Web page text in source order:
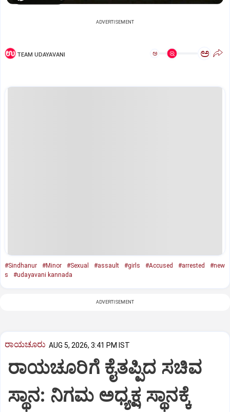
ADVERTISEMENT
TEAM UDAYAVANI ಅ ಅ
#Sindhanur #Minor #Sexual #assault #girls #Accused #arrested
#new
s
#udayavani kannada
ADVERTISEMENT
ರಾಯಚೂರು AUG 5, 2026, 3:41 PM IST
ರಾಯಚೂರಿಗೆ ಕೈತಪ್ಪಿದ ಸಚಿವ
ಸ್ಥಾನ: ನಿಗಮ ಅಧ್ಯಕ್ಷ ಸ್ಥಾನಕ್ಕೆ